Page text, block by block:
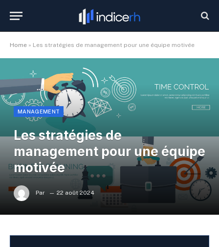
Home » Les stratégies de management pour une équipe motivée
MANAGEMENT
Les stratégies de
management pour une équipe
motivée
Par 22 août 2024